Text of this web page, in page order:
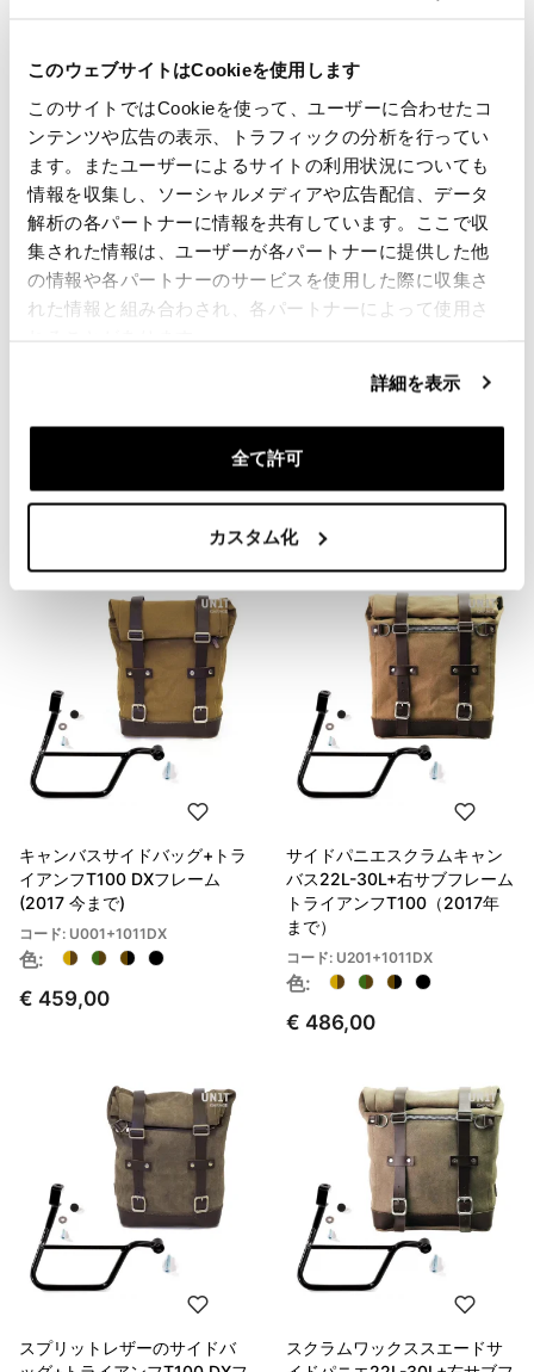
このウェブサイトはCookieを使用します
このサイトではCookieを使って、ユーザーに合わせたコ
ンテンツや広告の表示、トラフィックの分析を行ってい
ます。またユーザーによるサイトの利用状況についても
情報を収集し、ソーシャルメディアや広告配信、データ
解析の各パートナーに情報を共有しています。ここで収
集された情報は、ユーザーが各パートナーに提供した他
の情報や各パートナーのサービスを使用した際に収集さ
れた情報と組み合わされ、各パートナーによって使用さ
詳細を表示
全て許可
カスタム化
ら現在まで）
€ 348,00
トとクイックカップリング+フ
バッグホルダー
コード: UG007+U000+1011DX_
色:
€ 335,00
キャンバスサイドバッグ+トラ
イアンフT100 DXフレーム
(2017 今まで)
コード: U001+1011DX
色:
€ 459,00
サイドパニエスクラムキャン
バス22L-30L+右サブフレーム
トライアンフT100（2017年
まで）
コード: U201+1011DX
色:
€ 486,00
スプリットレザーのサイドバ
スクラムワックススエードサ